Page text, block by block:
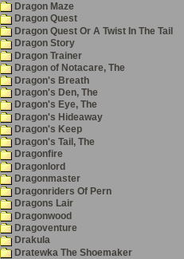
Dragon Maze
Dragon Quest
Dragon Quest Or A Twist In The Tail
Dragon Story
Dragon Trainer
Dragon of Notacare, The
Dragon's Breath
Dragon's Den, The
Dragon's Eye, The
Dragon's Hideaway
Dragon's Keep
Dragon's Tail, The
Dragonfire
Dragonlord
Dragonmaster
Dragonriders Of Pern
Dragons Lair
Dragonwood
Dragoventure
Drakula
Dratewka The Shoemaker